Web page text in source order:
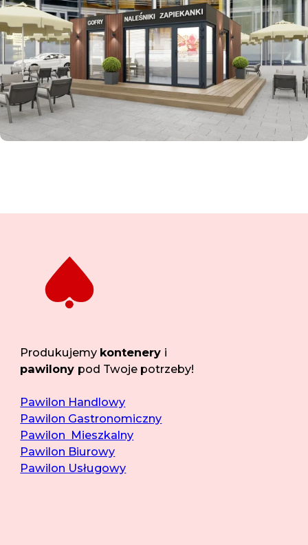
Produkujemy kontenery i
pawilony pod Twoje potrzeby!
Pawilon Handlowy
Pawilon Gastronomiczny
Pawilon Mieszkalny
Pawilon Biurowy
Pawilon Usługowy